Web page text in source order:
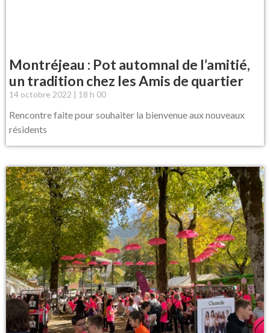
Montréjeau : Pot automnal de l’amitié,
un tradition chez les Amis de quartier
14 octobre 2022 18 h 00
Rencontre faite pour souhaiter la bienvenue aux nouveaux
résidents